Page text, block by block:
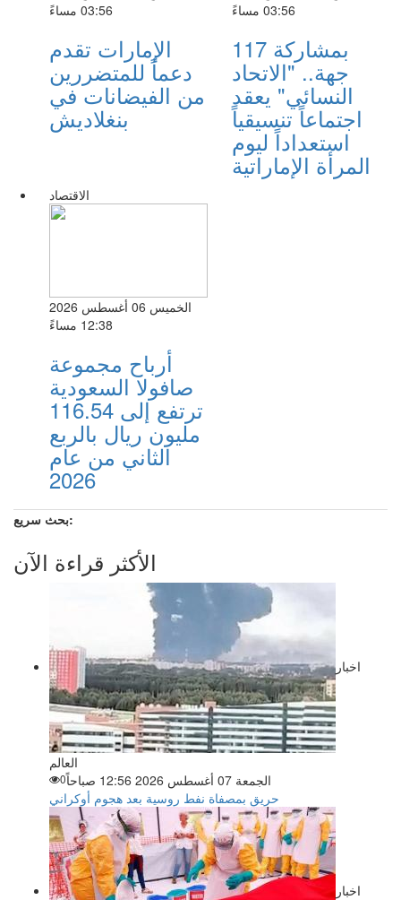
03:56 مساءً
الإمارات تقدم
دعماً للمتضررين
من الفيضانات في
بنغلاديش
03:56 مساءً
بمشاركة 117
جهة.. "الاتحاد
النسائي" يعقد
اجتماعاً تنسيقياً
استعداداً ليوم
المرأة الإماراتية
الاقتصاد
الخميس 06 أغسطس 2026
12:38 مساءً
أرباح مجموعة
صافولا السعودية
ترتفع إلى 116.54
مليون ريال بالربع
الثاني من عام
2026
بحث سريع:
الأكثر قراءة الآن
اخبار
العالم
الجمعة 07 أغسطس 2026 12:56 صباحاً
0
حريق بمصفاة نفط روسية بعد هجوم أوكراني
اخبار